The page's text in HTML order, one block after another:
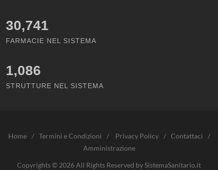
30,741
FARMACIE NEL SISTEMA
1,086
STRUTTURE NEL SISTEMA
Home / Termini e Condizioni / Privacy Policy / Contattaci
/
Amministrazione
Copyrights © 2026 All Rights Reserved by SistemaSanitario.it